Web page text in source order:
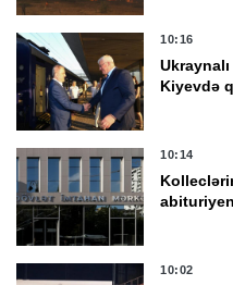
10:16
Kiyevdə
10:14
10:02